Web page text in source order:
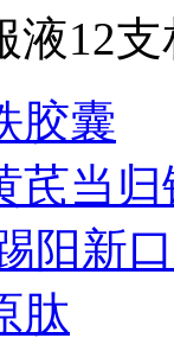
液12
胶囊
芪当
阳新
肽